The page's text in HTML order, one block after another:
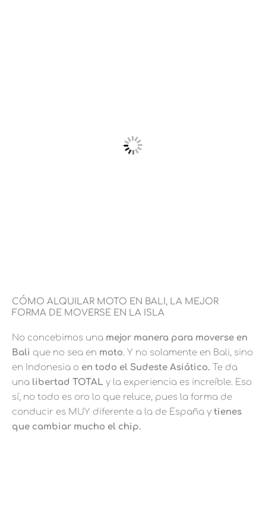
CÓMO ALQUILAR MOTO EN BALI, LA MEJOR
FORMA DE MOVERSE EN LA ISLA
No concebimos una mejor manera para moverse en
Bali que no sea en moto. Y no solamente en Bali, sino
en Indonesia o en todo el Sudeste Asiático.
Te da
una libertad TOTAL y la experiencia es increíble. Eso
sí, no todo es oro lo que reluce, pues la forma de
conducir es MUY diferente a la de España y tienes
que cambiar mucho el chip.